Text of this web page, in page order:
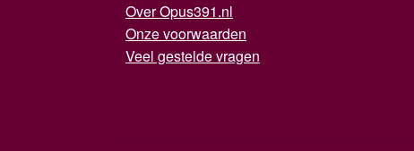
Over Opus391.nl
Onze voorwaarden
Veel gestelde vragen